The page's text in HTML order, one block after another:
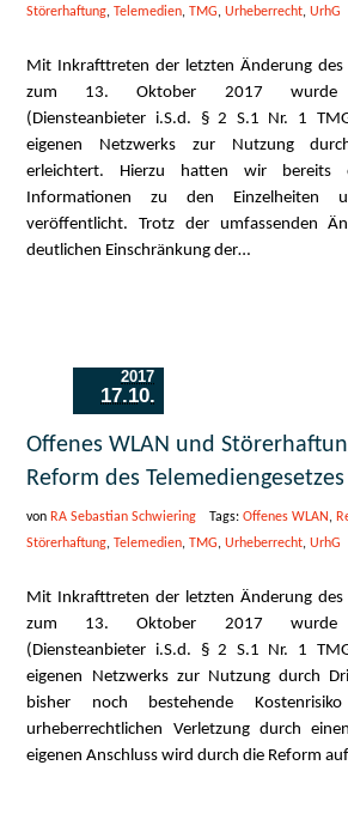
Störerhaftung,Telemedien,TMG,Urheberrecht,UrhG
Mit Inkrafttreten der letzten Änderung des
zum 13. Oktober 2017 wurde
(Diensteanbieter i.S.d. § 2 S.1 Nr. 1
eigenen Netzwerks zur Nutzung
erleichtert. Hierzu hatten wir bereits
Informationen zu den Einzelheiten
veröffentlicht. Trotz der umfassenden
deutlichen Einschränkung der…
2017
17.10.
Offenes WLAN und
Reform des
von RA Sebastian Schwiering Tags:Offenes WLAN ,
Störerhaftung,Telemedien,TMG,Urheberrecht,UrhG
Mit Inkrafttreten der letzten Änderung des
zum 13. Oktober 2017 wurde
(Diensteanbieter i.S.d. § 2 S.1 Nr. 1
eigenen Netzwerks zur Nutzung durch
bisher noch bestehende
urheberrechtlichen Verletzung durch
eigenen Anschluss wird durch die Reform